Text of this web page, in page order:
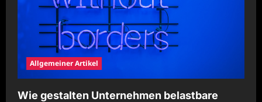
Allgemeiner Artikel
Wie gestalten Unternehmen belastbare